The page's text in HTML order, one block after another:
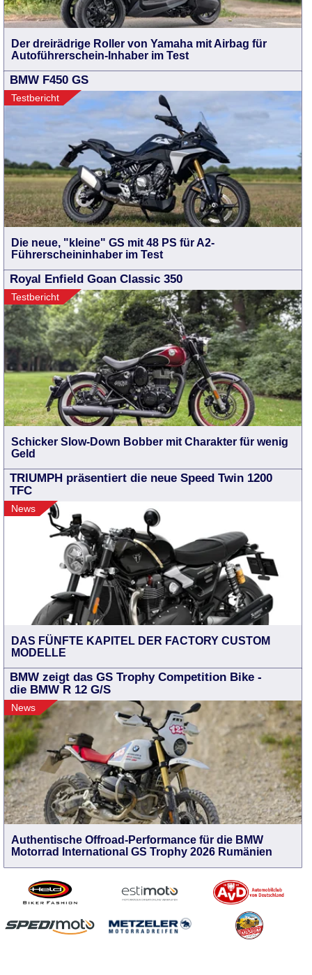
Der dreirädrige Roller von Yamaha mit Airbag für
Autoführerschein-Inhaber im Test
BMW F450 GS
Testbericht
Die neue, "kleine" GS mit 48 PS für A2-
Führerscheininhaber im Test
Royal Enfield Goan Classic 350
Testbericht
Schicker Slow-Down Bobber mit Charakter für wenig
Geld
TRIUMPH präsentiert die neue Speed Twin 1200
TFC
News
DAS FÜNFTE KAPITEL DER FACTORY CUSTOM
MODELLE
BMW zeigt das GS Trophy Competition Bike -
die BMW R 12 G/S
News
Authentische Offroad-Performance für die BMW
Motorrad International GS Trophy 2026 Rumänien